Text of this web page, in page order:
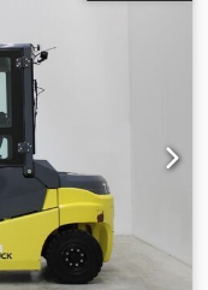
bud! TEKNISKE
4735 mm Fri
MASKINENS
Elektrisk ISO-
24 V Driftstimer:
Tocbjf Ekstern